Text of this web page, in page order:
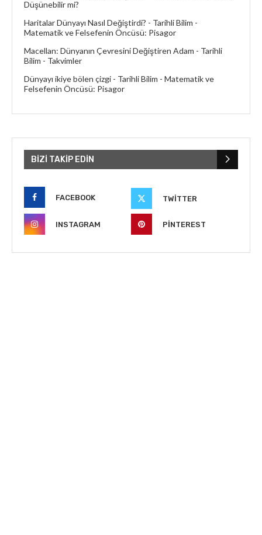
Düşünebilir mi?
Haritalar Dünyayı Nasıl Değiştirdi? - Tarihli Bilim -
Matematik ve Felsefenin Öncüsü: Pisagor
Macellan: Dünyanın Çevresini Değiştiren Adam - Tarihli
Bilim - Takvimler
Dünyayı ikiye bölen çizgi - Tarihli Bilim - Matematik ve
Felsefenin Öncüsü: Pisagor
BIZI TAKIP EDIN
FACEBOOK TWITTER
INSTAGRAM PINTEREST